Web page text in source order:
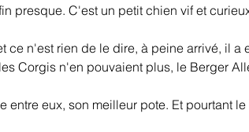
presque. C'est un petit chien vif et
ce n'est rien de le dire, à peine arrivé, il
Corgis n'en pouvaient plus, le Berger
eux, son meilleur pote. Et pourtant